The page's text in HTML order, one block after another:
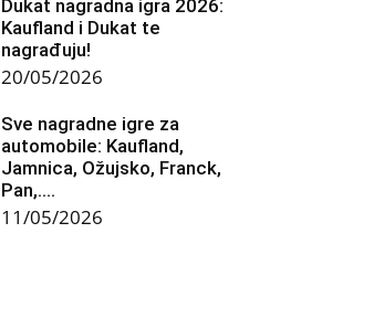
Dukat nagradna igra 2026:
Kaufland i Dukat te
nagrađuju!
20/05/2026
Sve nagradne igre za
automobile: Kaufland,
Jamnica, Ožujsko, Franck,
Pan,….
11/05/2026